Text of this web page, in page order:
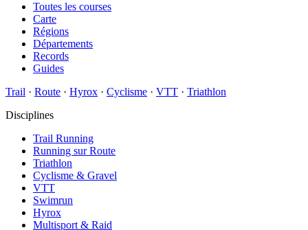
Toutes les courses
Carte
Régions
Départements
Records
Guides
Trail · Route · Hyrox · Cyclisme · VTT · Triathlon
Disciplines
Trail Running
Running sur Route
Triathlon
Cyclisme & Gravel
VTT
Swimrun
Hyrox
Multisport & Raid